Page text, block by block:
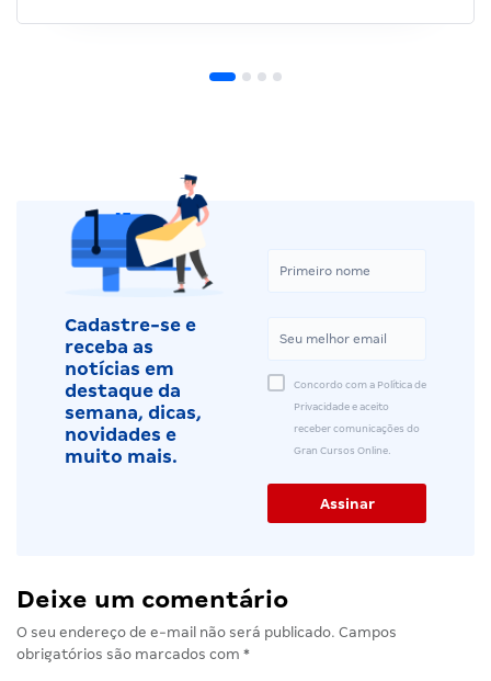
Cadastre-se e
receba as
notícias em
destaque da
semana, dicas,
novidades e
muito mais.
Concordo com a Política de
Privacidade e aceito
receber comunicações do
Gran Cursos Online.
Deixe um comentário
O seu endereço de e-mail não será publicado. Campos
obrigatórios são marcados com *